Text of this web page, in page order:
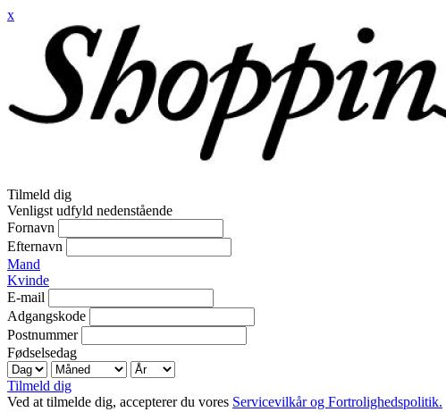
x
Tilmeld dig
Venligst udfyld nedenstående
Fornavn
Efternavn
Mand
Kvinde
E-mail
Adgangskode
Postnummer
Fødselsedag
Tilmeld dig
Ved at tilmelde dig, accepterer du vores Servicevilkår og Fortrolighedspolitik.